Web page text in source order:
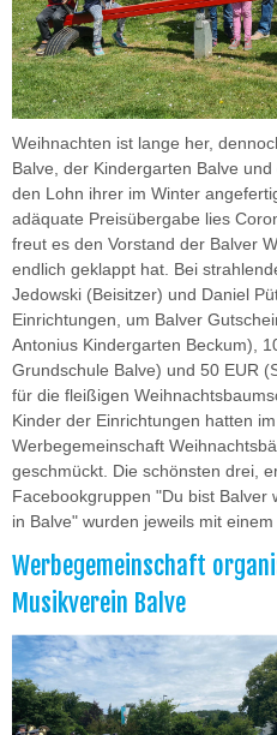
Weihnachten ist lange her,
Balve, der Kindergarten Balve
den Lohn ihrer im Winter
adäquate Preisübergabe lies
freut es den Vorstand der Balver
endlich geklappt hat. Bei
Jedowski (Beisitzer) und Daniel
Einrichtungen, um Balver
Antonius Kindergarten Beckum),
Grundschule Balve) und 50 EUR
für die fleißigen
Kinder der Einrichtungen hatten
Werbegemeinschaft
geschmückt. Die schönsten drei,
Facebookgruppen "Du bist Balver
in Balve" wurden jeweils mit
Werbegemeinschaft
Musikverein Balve